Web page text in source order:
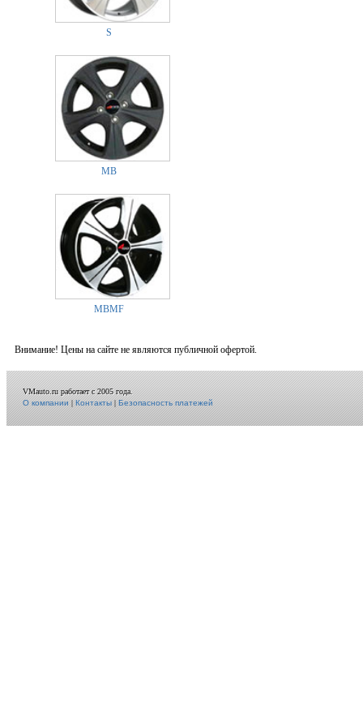
S
MB
MBMF
Внимание! Цены на сайте не являются публичной офертой.
VMauto.ru работает с 2005 года.
О компании|Контакты|Безопасность платежей